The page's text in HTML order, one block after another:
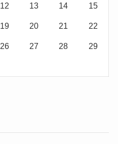
12 13 14 15
19 20 21 22
26 27 28 29